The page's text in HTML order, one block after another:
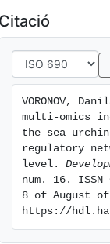
Citació
VORONOV,
multi-omics
the sea
regulatory
level.
num. 16.
8 of August
https://